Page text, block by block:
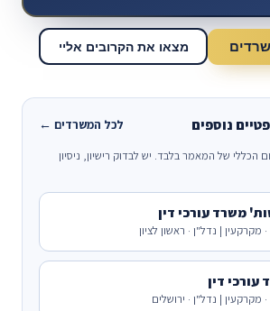
מצאו את הקרובים אליי
נוספים לכל המשרדים ←
הכללי של המאמר בלבד. יש לבדוק רישיון, ניסיון
משרד עורכי דין
| נדל"ן · ראשון לציון
עורכי דין
| נדל"ן · ירושלים